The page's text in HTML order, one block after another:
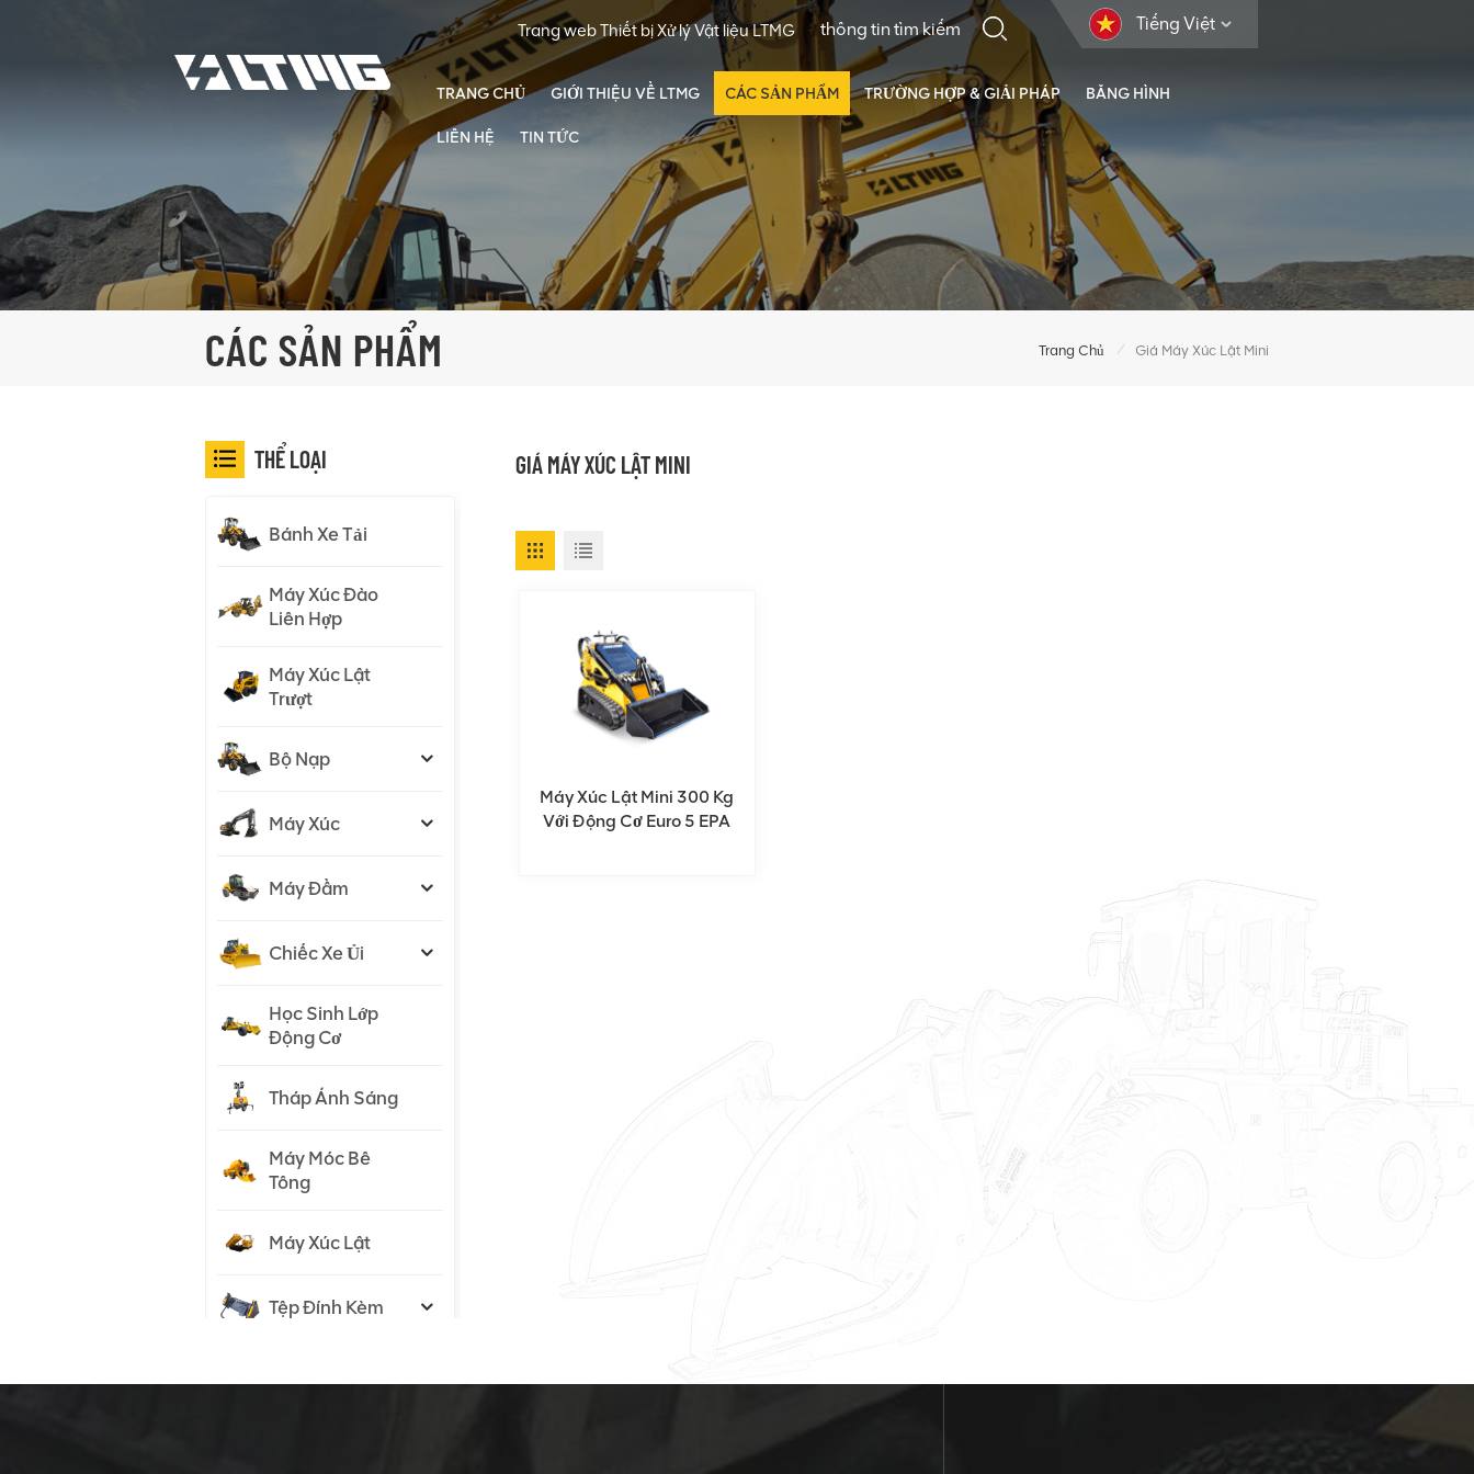
Tiếng Việt
Trang web Thiết bị Xử lý Vật liệu LTMG
TRANG CHỦ GIỚI THIỆU VỀ LTMG CÁC SẢN PHẨM TRƯỜNG HỢP & GIẢI PHÁP BĂNG HÌNH
LIÊN HỆ TIN TỨC
CÁC SẢN PHẨM Trang Chủ / Giá Máy Xúc Lật Mini
GIÁ MÁY XÚC LẬT MINI
Máy Xúc Lật Mini 300 Kg
Với Động Cơ Euro 5 EPA
THỂ LOẠI
Bánh Xe Tải
Máy Xúc Đào
Liên Hợp
Máy Xúc Lật
Trượt
Bộ Nạp
Máy Xúc
Máy Đầm
Chiếc Xe Ủi
Học Sinh Lớp
Động Cơ
Tháp Ánh Sáng
Máy Móc Bê
Tông
Máy Xúc Lật
Tệp Đính Kèm